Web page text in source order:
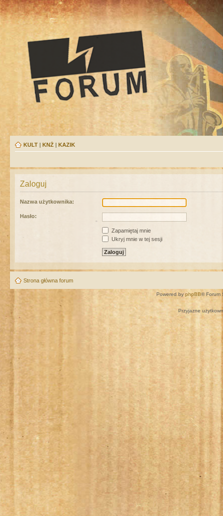
KULT | KNŻ | KAZIK
Zaloguj
Nazwa użytkownika:
Hasło:
Zapamiętaj mnie
Ukryj mnie w tej sesji
Strona główna forum
Powered by phpBB® Forum
Przyjazne